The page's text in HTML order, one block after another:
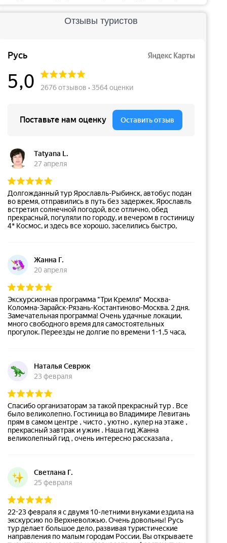
Отзывы туристов
Русь
5,0 2676 отзывов • 3564 оценки
Поставьте нам оценку Оставить отзыв
Tatyana L.
27 апреля
Долгожданный тур Ярославль-Рыбинск, автобус подан
во время, отправились в путь без задержек, Ярославль
встретил солнечной погодой, все отлично, обед
прекрасный, погуляли по городу, и вечером в гостиницу
4* Космос, и здесь все хорошо, заселились быстро,
реконструкции, а так порадовало в названиях вывески
под старину, несмотря на дождь все прошло на ура,
посетили пивоварню местную. Обратная дорога без
особых приключений практически по плану вернулись
в Москву водитель отличный, поездкой довольны.
Спасибо нашему менеджеру Виктории за подбор тура и
терпеливость к нашим хотелкам
Жанна Г.
20 апреля
Экскурсионная программа "Три Кремля" Москва-
Коломна-Зарайск-Рязань-Костантиново-Москва. 2 дня.
Замечательная программа! Очень удачные локации,
много свободного время для самостоятельных
прогулок. Переезды не долгие по времени 1-1,5 часа,
номерах полных набор в ванной, халат, тапочки и т.п.
Завтрак - шведский стол. По дороги обедали в кафе.
Обслуживали быстро, без задержек, еда хорошая.
Спасибо экскурсоводу-координатору группы Сергею.
Ответственный, организованный, все организационные
вопросы заранее продумывает и растолковывает,
напоминает. Хороший рассказчик и добродушный
человек. Отдельно очень хочется отметить
экскурсовода из Рязани. Очень грамотная речь,
повествование продумано, без неуместных шуток-
Огромное спасибо за профессиональный подход и
душевное повествование. Поездка прошла по
расписанию, спокойно и комфортно. Рекомендую!
Очень красивые природные места.
Наталья Севрюк
23 февраля
Спасибо организаторам за такой прекрасный тур . Все
было великолепно. Гостиница во Владимире Левитань
прям в самом центре , чисто , уютно , кулер на этаже ,
прекрасный завтрак и ужин . Наша гид Жанна
великолепный гид , очень интересно рассказала ,
профессионалы своего дела . Было весело, интересно ,
познавательно. Всем большое спасибо .
Светлана Г.
25 февраля
22-23 февраля я с двумя 10-летними внуками ездила на
экскурсию по Верхневолжью. Очень довольны! Русь
тур делает большое дело, развивая туристические
направления по малым городам России. Вы открываете